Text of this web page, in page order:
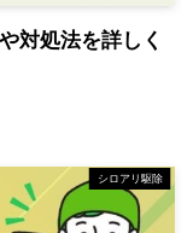
対処法を詳しく
シロアリ駆除